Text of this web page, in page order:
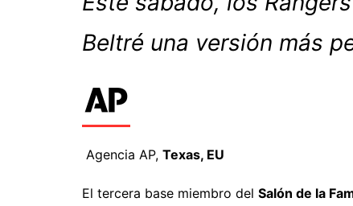
Beltré una versión más
Agencia AP, Texas, EU
El tercera base miembro del Salón de la